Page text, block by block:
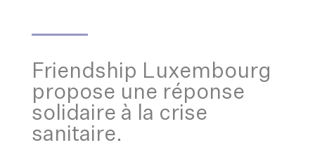
Friendship Luxembourg
propose une réponse
solidaire à la crise
sanitaire.